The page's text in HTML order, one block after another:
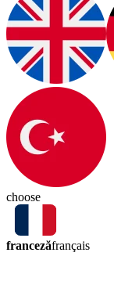
choose
francezăfrançais